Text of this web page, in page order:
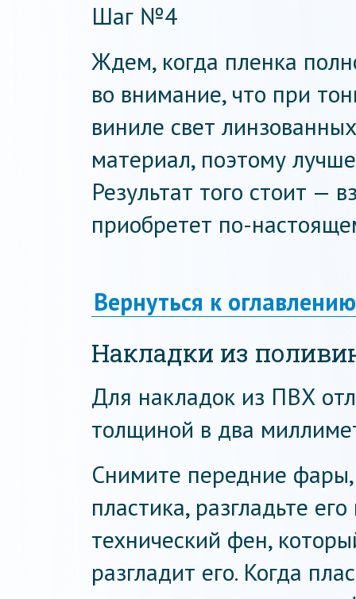
Шаг №4
Ждем, когда пленка
во внимание, что при
виниле свет
материал, поэтому
Результат того стоит —
приобретет по-
Вернуться к оглавлению
Накладки из
Для накладок из ПВХ
толщиной в два
Снимите передние
пластика, разгладьте
технический фен,
разгладит его. Когда